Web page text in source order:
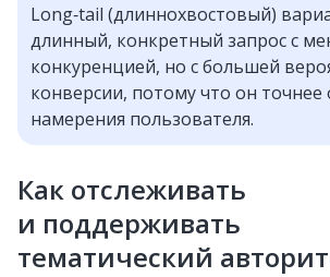
Long‑tail (длиннохвостовый)
длинный, конкретный запрос с
конкуренцией, но с большей
конверсии, потому что он точнее
намерения пользователя.
Как отслеживать
и поддерживать
тематический